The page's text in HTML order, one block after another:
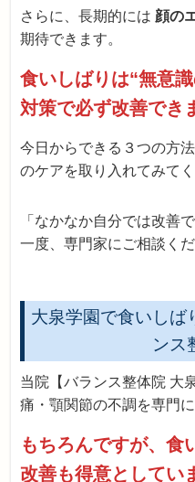
さらに、長期的には 顔の
期待できます。
食いしばりは“無意
対策で必ず改善でき
今日からできる３つの方
のケアを取り入れてみてく
「なかなか自分では改善
一度、専門家にご相談くだ
大泉学園で食いしば
ンス
当院【バランス整体院 大
痛・顎関節の不調を専門
もちろんですが、食
改善も得意としてい